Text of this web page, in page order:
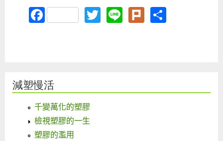
FacebookTwitter
LinePlurk
減塑慢活
千變萬化的塑膠
檢視塑膠的一生
塑膠的濫用